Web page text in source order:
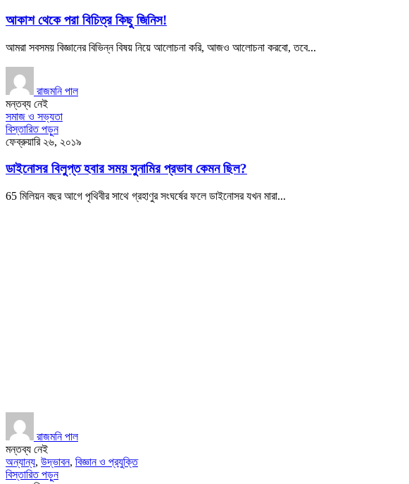
আকাশ থেকে পরা বিচিত্র কিছু জিনিস!
আমরা সবসময় বিজ্ঞানের বিভিন্ন বিষয় নিয়ে আলোচনা করি, আজও আলোচনা করবো, তবে...
রাজমনি পাল
মন্তব্য নেই
সমাজ ও সভ্যতা
বিস্তারিত পড়ুন
ফেব্রুয়ারি ২৬, ২০১৯
ডাইনোসর বিলুপ্ত হবার সময় সুনামির প্রভাব কেমন ছিল?
65 মিলিয়ন বছর আগে পৃথিবীর সাথে গ্রহাণুর সংঘর্ষের ফলে ডাইনোসর যখন মারা...
রাজমনি পাল
মন্তব্য নেই
অন্যান্য, উদ্ভাবন, বিজ্ঞান ও প্রযুক্তি
বিস্তারিত পড়ুন